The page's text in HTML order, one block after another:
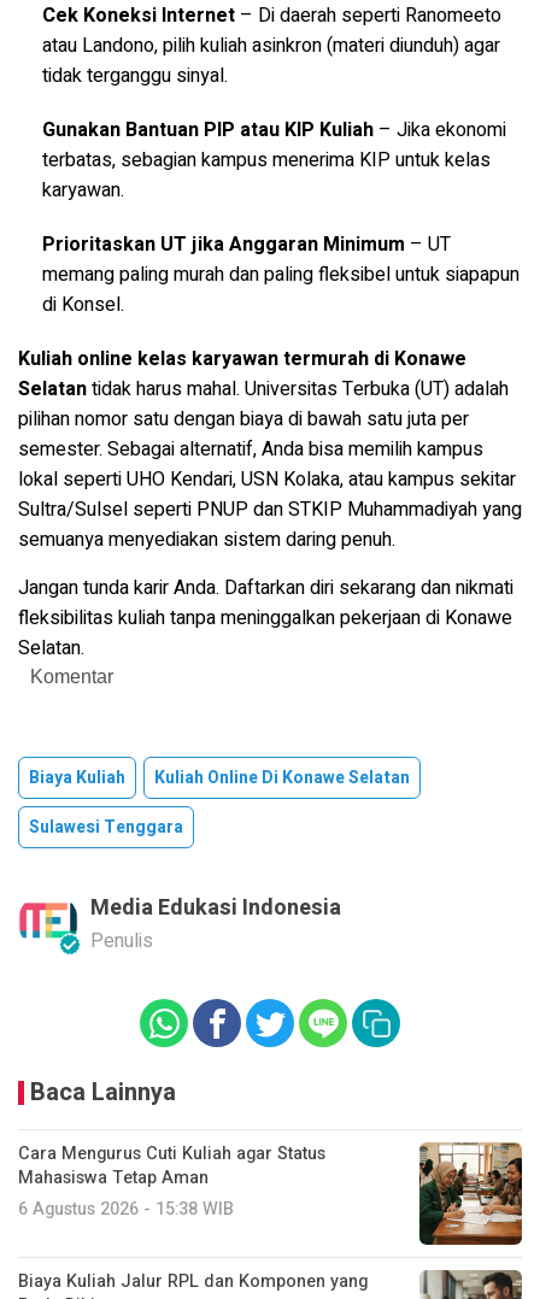
Cek Koneksi Internet – Di daerah seperti Ranomeeto
atau Landono, pilih kuliah asinkron (materi diunduh) agar
tidak terganggu sinyal.
Gunakan Bantuan PIP atau KIP Kuliah – Jika ekonomi
terbatas, sebagian kampus menerima KIP untuk kelas
karyawan.
Prioritaskan UT jika Anggaran Minimum – UT
memang paling murah dan paling fleksibel untuk siapapun
di Konsel.
Kuliah online kelas karyawan termurah di Konawe
Selatantidak harus mahal. Universitas Terbuka (UT) adalah
pilihan nomor satu dengan biaya di bawah satu juta per
semester. Sebagai alternatif, Anda bisa memilih kampus
lokal seperti UHO Kendari, USN Kolaka, atau kampus sekitar
Sultra/Sulsel seperti PNUP dan STKIP Muhammadiyah yang
semuanya menyediakan sistem daring penuh.
Jangan tunda karir Anda. Daftarkan diri sekarang dan nikmati
fleksibilitas kuliah tanpa meninggalkan pekerjaan di Konawe
Selatan.
Komentar
Biaya Kuliah
Kuliah Online Di Konawe Selatan
Sulawesi Tenggara
Media Edukasi Indonesia
Penulis
Baca Lainnya
Cara Mengurus Cuti Kuliah agar Status
Mahasiswa Tetap Aman
6 Agustus 2026 - 15:38 WIB
Biaya Kuliah Jalur RPL dan Komponen yang